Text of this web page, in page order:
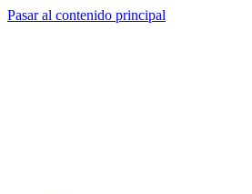
Pasar al contenido principal